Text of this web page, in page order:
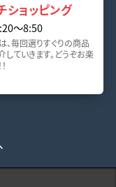
ショッピング
〜8:50
、毎回選りすぐりの商品
していきます。どうぞお楽